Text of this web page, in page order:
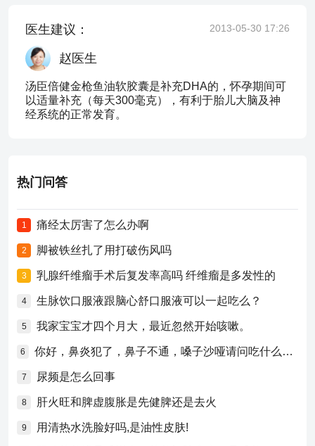
医生建议： 2013-05-30 17:26
赵医生
汤臣倍健金枪鱼油软胶囊是补充DHA的，怀孕期间可
以适量补充（每天300毫克），有利于胎儿大脑及神
经系统的正常发育。
热门问答
1 痛经太厉害了怎么办啊
2 脚被铁丝扎了用打破伤风吗
3 乳腺纤维瘤手术后复发率高吗 纤维瘤是多发性的
4 生脉饮口服液跟脑心舒口服液可以一起吃么？
5 我家宝宝才四个月大，最近忽然开始咳嗽。
6 你好，鼻炎犯了，鼻子不通，嗓子沙哑请问吃什么药比较好？
7 尿频是怎么回事
8 肝火旺和脾虚腹胀是先健脾还是去火
9 用清热水洗脸好吗,是油性皮肤!